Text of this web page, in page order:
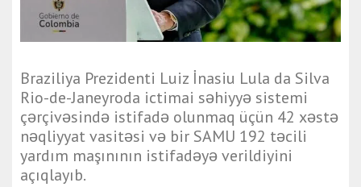
Braziliya Prezidenti Luiz İnasiu Lula da Silva
Rio-de-Janeyroda ictimai səhiyyə sistemi
çərçivəsində istifadə olunmaq üçün 42 xəstə
nəqliyyat vasitəsi və bir SAMU 192 təcili
yardım maşınının istifadəyə verildiyini
açıqlayıb.